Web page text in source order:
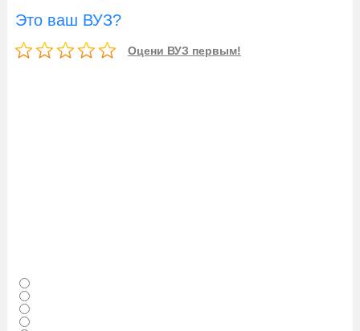
Это ваш ВУЗ?
Оцени ВУЗ первым!